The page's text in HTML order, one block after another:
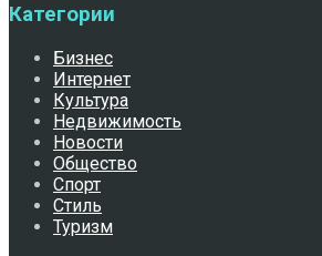
Категории
Бизнес
Интернет
Культура
Недвижимость
Новости
Общество
Спорт
Стиль
Туризм